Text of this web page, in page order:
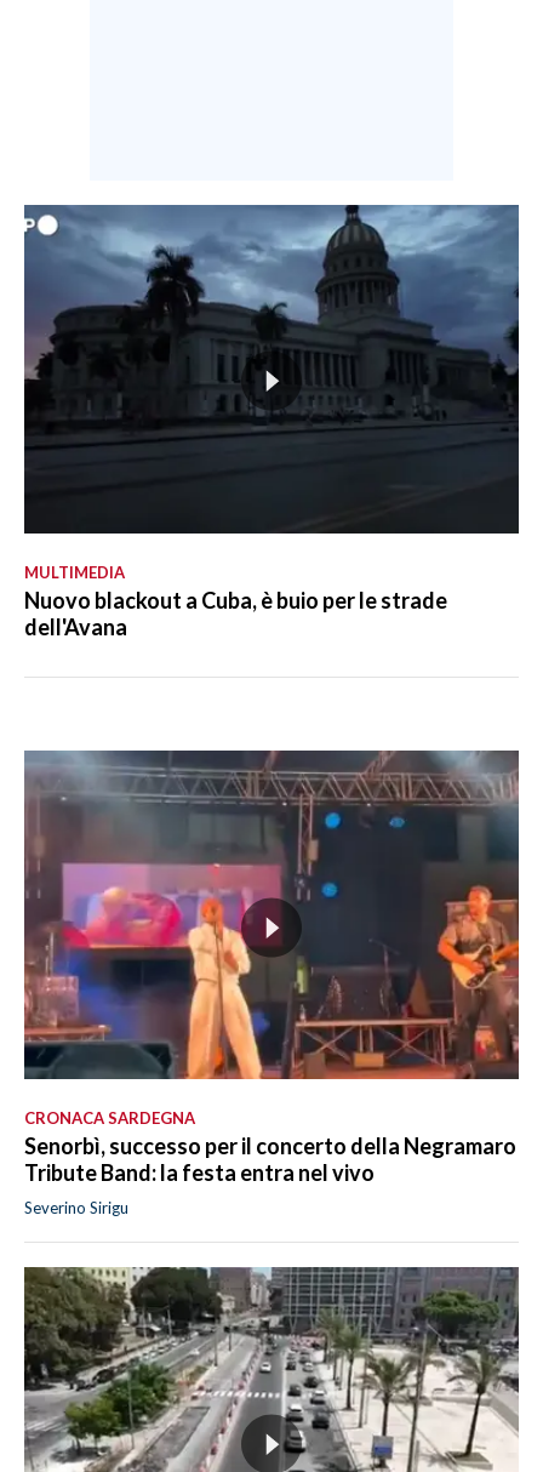
MULTIMEDIA
Nuovo blackout a Cuba, è buio per le strade
dell'Avana
CRONACA SARDEGNA
Senorbì, successo per il concerto della Negramaro
Tribute Band: la festa entra nel vivo
Severino Sirigu